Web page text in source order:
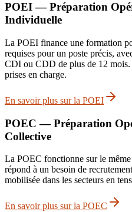
POEI — Préparation
Individuelle
La POEI finance une formation
requises pour un poste précis,
CDI ou CDD de plus de 12 mois.
prises en charge.
En savoir plus sur la POEI
POEC — Préparation
Collective
La POEC fonctionne sur le
répond à un besoin de
mobilisée dans les secteurs en
En savoir plus sur la POEC